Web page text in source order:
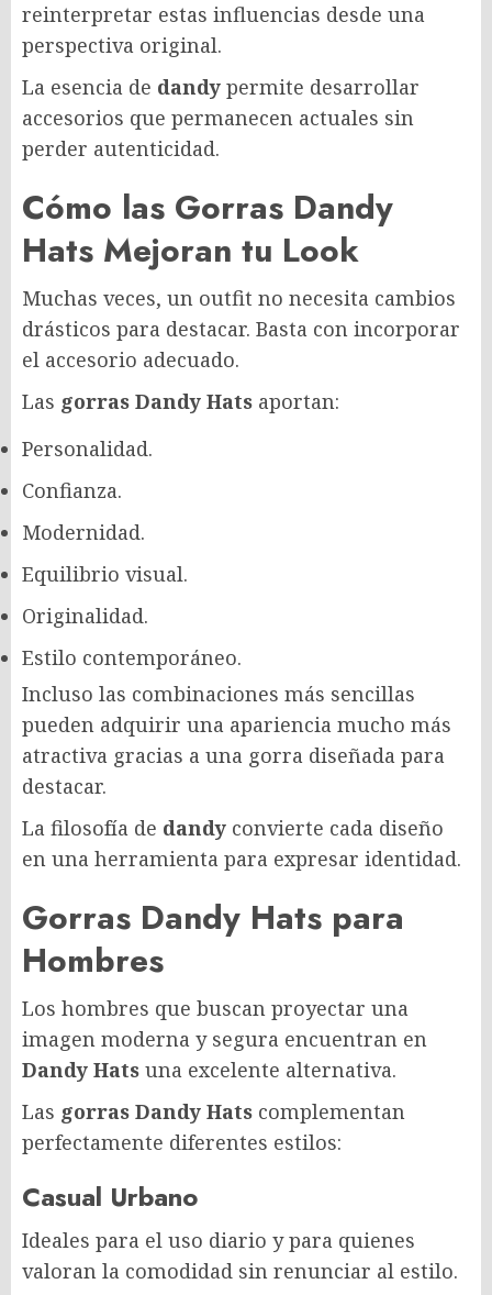
reinterpretar estas influencias desde una
perspectiva original.
La esencia de dandy permite desarrollar
accesorios que permanecen actuales sin
perder autenticidad.
Cómo las Gorras Dandy
Hats Mejoran tu Look
Muchas veces, un outfit no necesita cambios
drásticos para destacar. Basta con incorporar
el accesorio adecuado.
Las gorras Dandy Hats aportan:
Personalidad.
Confianza.
Modernidad.
Equilibrio visual.
Originalidad.
Estilo contemporáneo.
Incluso las combinaciones más sencillas
pueden adquirir una apariencia mucho más
atractiva gracias a una gorra diseñada para
destacar.
La filosofía de dandy convierte cada diseño
en una herramienta para expresar identidad.
Gorras Dandy Hats para
Hombres
Los hombres que buscan proyectar una
imagen moderna y segura encuentran en
Dandy Hats una excelente alternativa.
Las gorras Dandy Hats complementan
perfectamente diferentes estilos:
Casual Urbano
Ideales para el uso diario y para quienes
valoran la comodidad sin renunciar al estilo.